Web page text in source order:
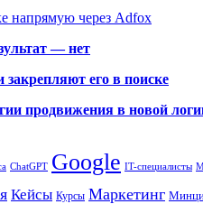
напрямую через Adfox
— нет
его в поиске
продвижения в новой
ChatGPT Google IT-специалисты
Кейсы Курсы Маркетинг